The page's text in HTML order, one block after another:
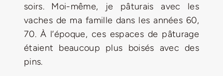
soirs. Moi-même, je pâturais avec les
vaches de ma famille dans les années 60,
70. À l’époque, ces espaces de pâturage
étaient beaucoup plus boisés avec des
pins.